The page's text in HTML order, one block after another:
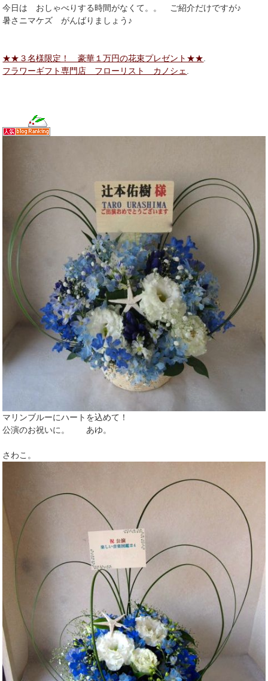
今日は おしゃべりする時間がなくて。。 ご紹介だけですが♪
暑さニマケズ がんばりましょう♪
★★３名様限定！ 豪華１万円の花束プレゼント★★
フラワーギフト専門店 フローリスト カノシェ
マリンブルーにハートを込めて！
公演のお祝いに。 あゆ。
さわこ。